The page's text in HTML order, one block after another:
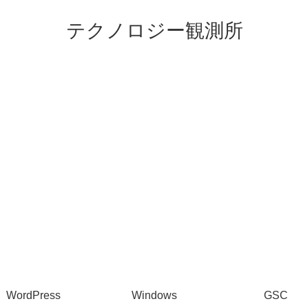
テクノロジー観測所
WordPress Windows GSC